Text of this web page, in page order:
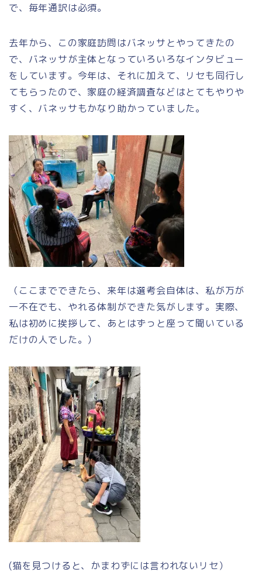
で、毎年通訳は必須。
去年から、この家庭訪問はバネッサとやってきたの
で、バネッサが主体となっていろいろなインタビュー
をしています。今年は、それに加えて、リセも同行し
てもらったので、家庭の経済調査などはとてもやりや
すく、バネッサもかなり助かっていました。
（ここまでできたら、来年は選考会自体は、私が万が
一不在でも、やれる体制ができた気がします。実際、
私は初めに挨拶して、あとはずっと座って聞いている
だけの人でした。）
(猫を見つけると、かまわずには言われないリセ）